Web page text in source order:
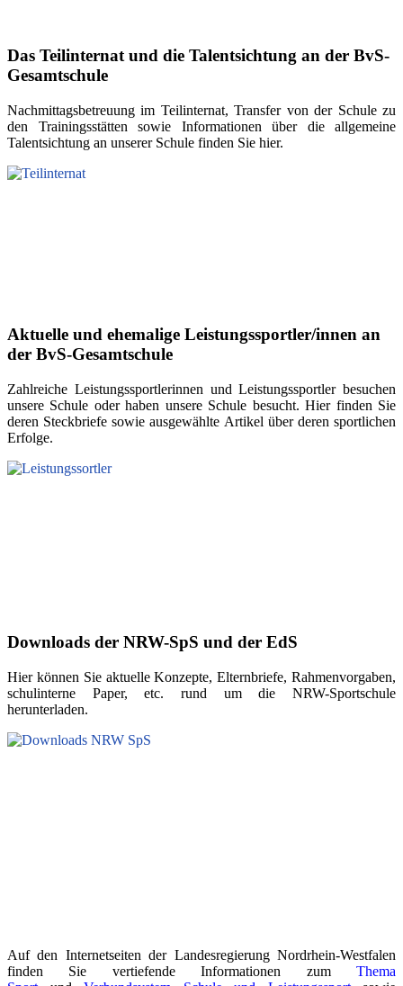
Das Teilinternat und die Talentsichtung an der BvS-
Gesamtschule
Nachmittagsbetreuung im Teilinternat, Transfer von der Schule zu
den Trainingsstätten sowie Informationen über die allgemeine
Talentsichtung an unserer Schule finden Sie hier.
Aktuelle und ehemalige Leistungssportler/innen an
der BvS-Gesamtschule
Zahlreiche Leistungssportlerinnen und Leistungssportler besuchen
unsere Schule oder haben unsere Schule besucht. Hier finden Sie
deren Steckbriefe sowie ausgewählte Artikel über deren sportlichen
Erfolge.
Downloads der NRW-SpS und der EdS
Hier können Sie aktuelle Konzepte, Elternbriefe, Rahmenvorgaben,
schulinterne Paper, etc. rund um die NRW-Sportschule
herunterladen.
Auf den Internetseiten der Landesregierung Nordrhein-Westfalen
finden Sie vertiefende Informationen zum
Thema